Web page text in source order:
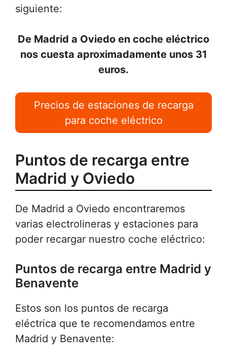
siguiente:
De Madrid a Oviedo en coche eléctrico
nos cuesta aproximadamente unos 31
euros.
Precios de estaciones de recarga
para coche eléctrico
Puntos de recarga entre
Madrid y Oviedo
De Madrid a Oviedo encontraremos
varias electrolineras y estaciones para
poder recargar nuestro coche eléctrico:
Puntos de recarga entre Madrid y
Benavente
Estos son los puntos de recarga
eléctrica que te recomendamos entre
Madrid y Benavente: